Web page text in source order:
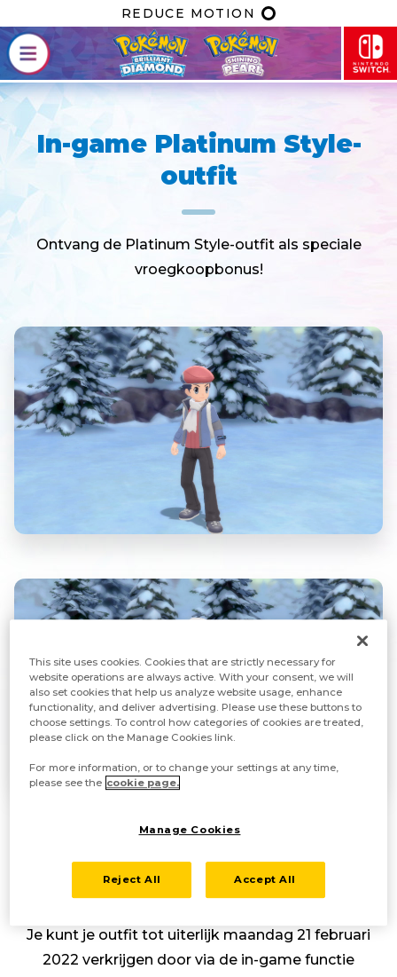
REDUCE MOTION
In-game Platinum Style-
outfit
Ontvang de Platinum Style-outfit als speciale
vroegkoopbonus!​
DiamondofPokémon Shining Pearlkrijg je als
extraatje de in-game Platinum Style-outfit cadeau.
Je kunt je outfit tot uiterlijk maandag 21 februari
2022 verkrijgen door via de in-game functie
This site uses cookies. Cookies that are strictly necessary for
website operations are always active. With your consent, we will
also set cookies that help us analyze website usage, enhance
functionality, and deliver advertising. Please use these buttons to
choose settings. To control how categories of cookies are treated,
please click on the Manage Cookies link.
For more information, or to change your settings at any time,
please see the cookie page.
Manage Cookies
Reject All Accept All